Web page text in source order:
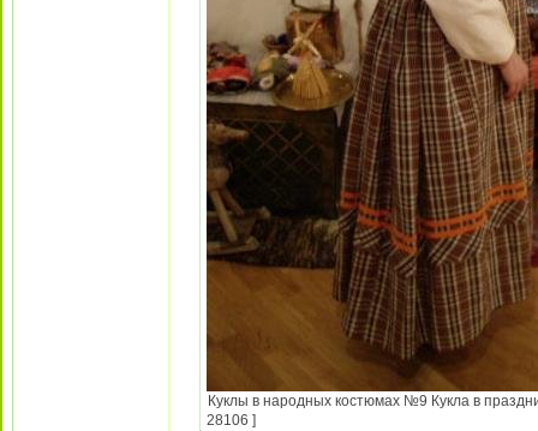
Куклы в народных костюмах №9 Кукла в
28106 ]